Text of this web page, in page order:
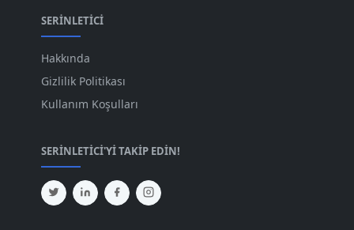
Haz 2023
May 2023
Nis 2023
Mar 2023
Oca 2023 [87]
Ara 2022 [82]
SERINLETICI
Hakkında
Gizlilik Politikası
Kullanım Koşulları
SERINLETICI'YI TAKIP EDIN!